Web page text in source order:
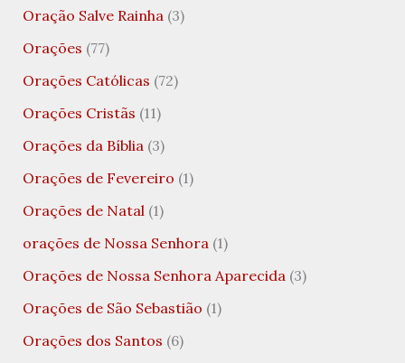
Oração Salve Rainha(3)
Orações (77)
Orações Católicas (72)
Orações Cristãs (11)
Orações da Bíblia(3)
Orações de Fevereiro (1)
Orações de Natal(1)
orações de Nossa Senhora(1)
Orações de Nossa Senhora Aparecida(3)
Orações de São Sebastião (1)
Orações dos Santos (6)